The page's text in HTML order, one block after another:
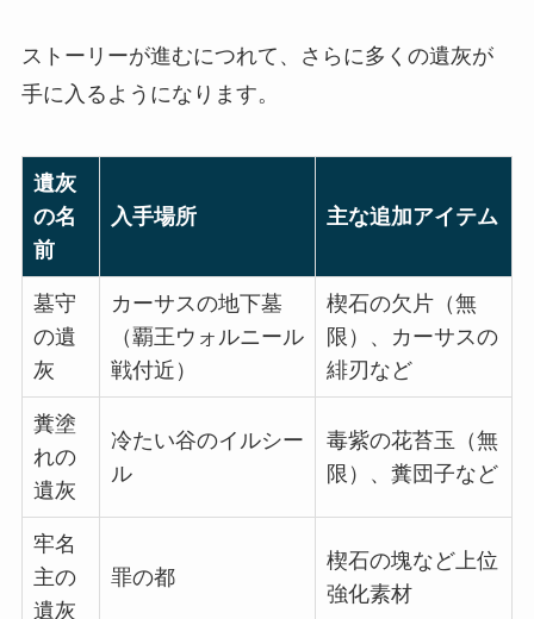
ストーリーが進むにつれて、さらに多くの遺灰が
手に入るようになります。
遺灰
の名
前
入手場所 主な追加アイテム
墓守
の遺
灰
カーサスの地下墓
（覇王ウォルニール
戦付近）
楔石の欠片（無
限）、カーサスの
緋刃など
糞塗
れの
遺灰
冷たい谷のイルシー
ル
毒紫の花苔玉（無
限）、糞団子など
牢名
主の
遺灰
罪の都
楔石の塊など上位
強化素材